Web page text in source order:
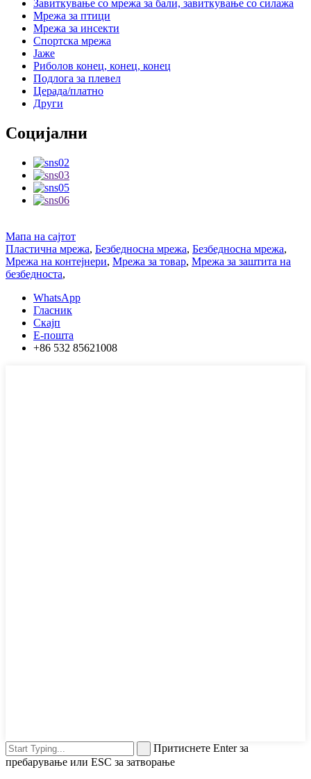
Завиткување со мрежа за бали, завиткување со силажа
Мрежа за птици
Мрежа за инсекти
Спортска мрежа
Јаже
Риболов конец, конец, конец
Подлога за плевел
Церада/платно
Други
Социјални
Мапа на сајтот
Пластична мрежа, Безбедносна мрежа, Безбедносна мрежа,
Мрежа на контејнери, Мрежа за товар, Мрежа за заштита на
безбедноста,
WhatsApp
Гласник
Скајп
Е-пошта
+86 532 85621008
Притиснете Enter за
пребарување или ESC за затворање